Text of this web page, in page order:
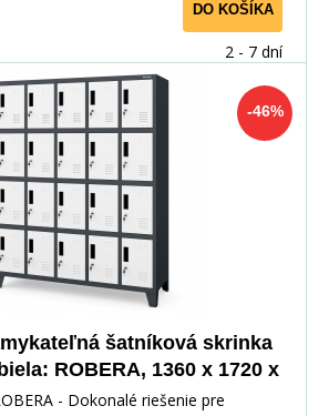
DO KOŠÍKA
2 - 7 dní
-46%
šatníková skrinka
ROBERA, 1360 x 1720 x
450 mm
- Dokonalé riešenie pre